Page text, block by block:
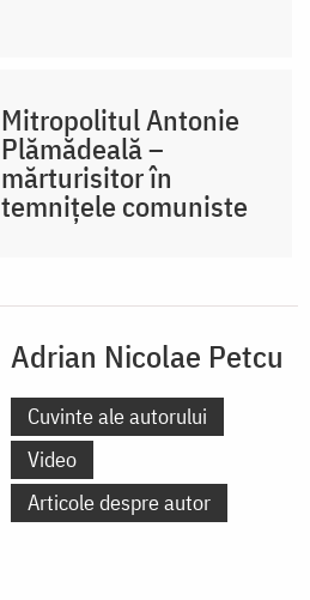
Mitropolitul Antonie
Plămădeală –
mărturisitor în
temnițele comuniste
Adrian Nicolae Petcu
Cuvinte ale autorului
Video
Articole despre autor